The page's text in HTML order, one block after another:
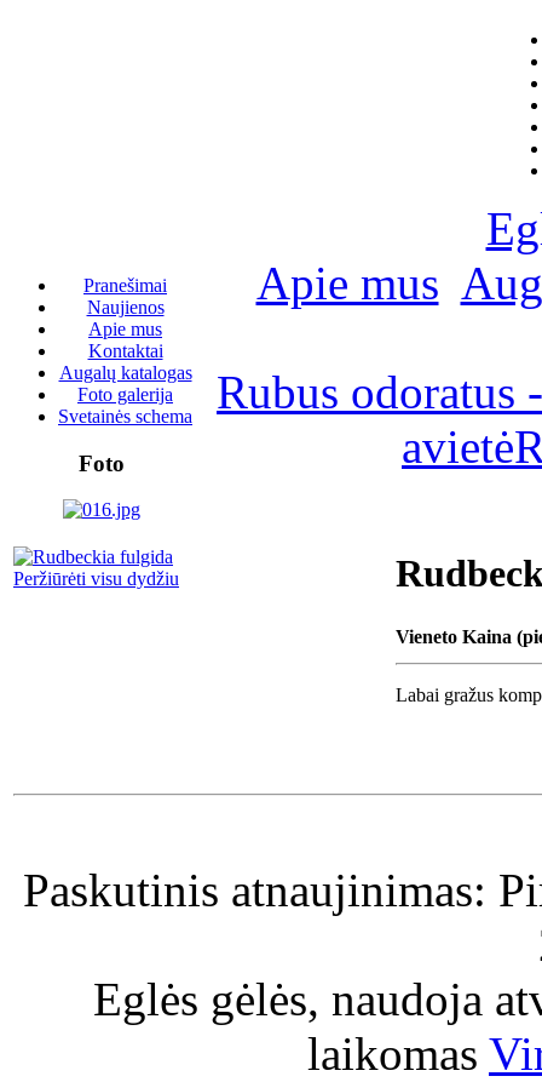
Pranešimai
Naujienos
Apie mus
Kontaktai
Augalų katalogas
Foto galerija
Svetainės schema
Foto
Apie mus
Rubus
avietė
Peržiūrėti visu dydžiu
Vieneto Kaina
Labai gražus
Paskutinis atnaujinimas:
Eglės gėlės, naudoja
laikomas